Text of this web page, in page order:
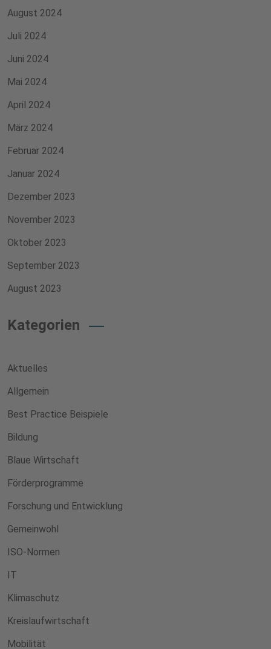
August 2024
Juli 2024
Juni 2024
Mai 2024
April 2024
März 2024
Februar 2024
Januar 2024
Dezember 2023
November 2023
Oktober 2023
September 2023
August 2023
Kategorien
Aktuelles
Allgemein
Best Practice Beispiele
Bildung
Blaue Wirtschaft
Förderprogramme
Forschung und Entwicklung
Gemeinwohl
ISO-Normen
IT
Klimaschutz
Kreislaufwirtschaft
Mobilität